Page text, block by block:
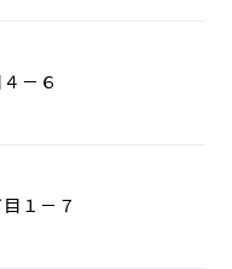
－６
１－７